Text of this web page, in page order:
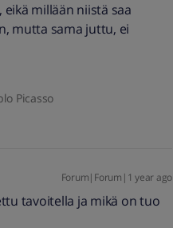
eikä millään niistä saa
mutta sama juttu, ei
Picasso
Forum|Forum|1 year ago
tavoitella ja mikä on tuo